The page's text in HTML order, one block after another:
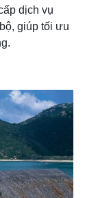
dịch vụ
giúp tối ưu